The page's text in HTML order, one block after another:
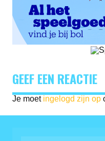
GEEF EEN REACTIE
Je moet ingelogd zijn op